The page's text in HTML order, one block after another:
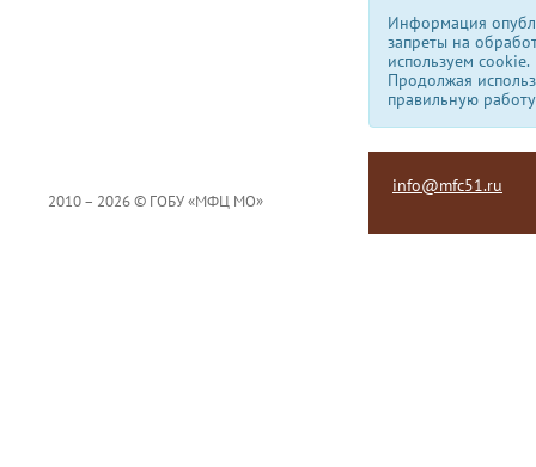
Информация
запреты на
используем сookie.
Продолжая
правильную
2010 – 2026 © ГОБУ «МФЦ МО»
info@mfc51.ru